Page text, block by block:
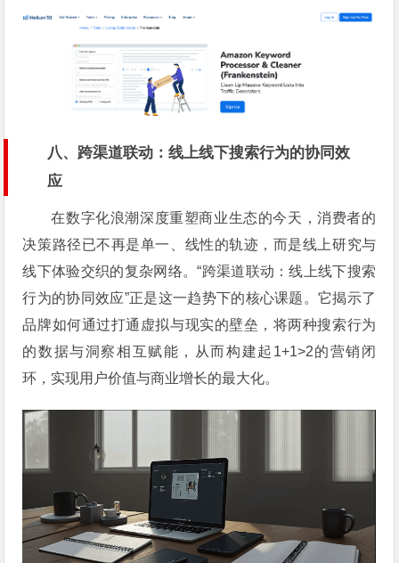
八、跨渠道联动：线上线下搜索行为的协同效
应
在数字化浪潮深度重塑商业生态的今天，消费者的
决策路径已不再是单一、线性的轨迹，而是线上研究与
线下体验交织的复杂网络。“跨渠道联动：线上线下搜索
行为的协同效应”正是这一趋势下的核心课题。它揭示了
品牌如何通过打通虚拟与现实的壁垒，将两种搜索行为
的数据与洞察相互赋能，从而构建起1+1>2的营销闭
环，实现用户价值与商业增长的最大化。